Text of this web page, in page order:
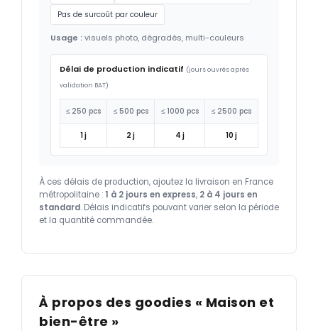
Pas de surcoût par couleur
Usage :visuels photo, dégradés, multi-couleurs
Délai de production indicatif (jours ouvrés après
validation BAT)
≤ 250 pcs ≤ 500 pcs ≤ 1000 pcs ≤ 2500 pcs
1 j 2 j 4 j 10 j
À ces délais de production, ajoutez la livraison en France
métropolitaine : 1 à 2 jours en express, 2 à 4 jours en
standard. Délais indicatifs pouvant varier selon la période
et la quantité commandée.
À propos des goodies « Maison et
bien-être »